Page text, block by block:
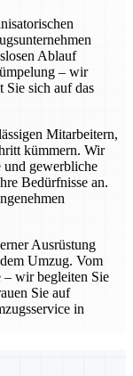
Ablauf
– wir
Sie sich auf das
Mitarbeitern,
kümmern. Wir
und gewerbliche
Bedürfnisse an.
Ausrüstung
Umzug. Vom
– wir begleiten Sie
Sie auf
in